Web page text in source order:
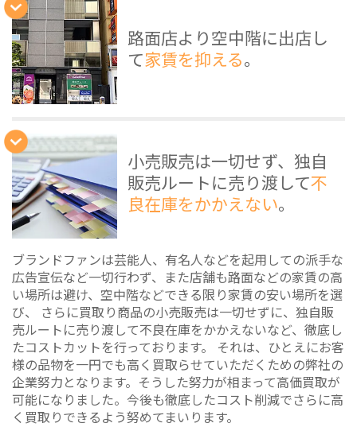
路面店より空中階に出店し
て家賃を抑える。
小売販売は一切せず、独自
販売ルートに売り渡して不
良在庫をかかえない。
ブランドファンは芸能人、有名人などを起用しての派手な
広告宣伝など一切行わず、また店舗も路面などの家賃の高
い場所は避け、空中階などできる限り家賃の安い場所を選
び、 さらに買取り商品の小売販売は一切せずに、独自販
売ルートに売り渡して不良在庫をかかえないなど、徹底し
たコストカットを行っております。 それは、ひとえにお客
様の品物を一円でも高く買取らせていただくための弊社の
企業努力となります。そうした努力が相まって高価買取が
可能になりました。今後も徹底したコスト削減でさらに高
く買取りできるよう努めてまいります。